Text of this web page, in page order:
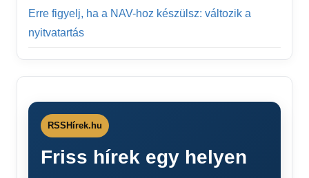
Erre figyelj, ha a NAV-hoz készülsz: változik a
nyitvatartás
RSSHírek.hu
Friss hírek egy helyen